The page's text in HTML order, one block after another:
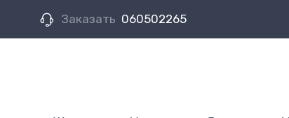
Заказать 060502265